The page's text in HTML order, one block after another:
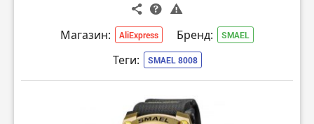
Магазин: AliExpress Бренд: SMAEL
Теги: SMAEL 8008